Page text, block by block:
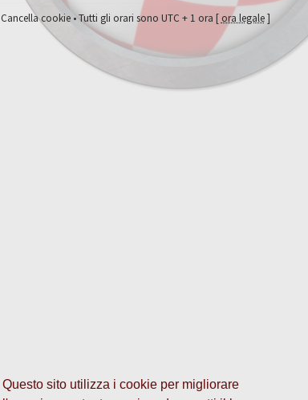
Questo sito utilizza i cookie per migliorare
Cancella cookie• Tutti gli orari sono UTC + 1 ora [ ora legale]